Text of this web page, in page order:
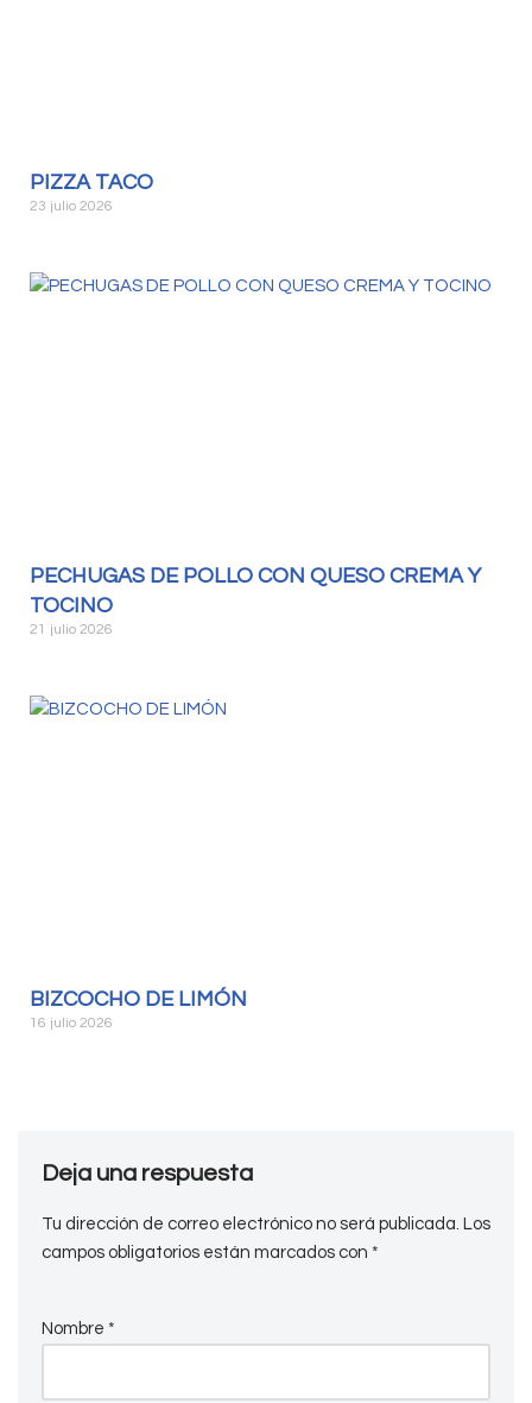
PIZZA TACO
23 julio 2026
PECHUGAS DE POLLO CON QUESO CREMA Y
TOCINO
21 julio 2026
BIZCOCHO DE LIMÓN
16 julio 2026
Deja una respuesta
Tu dirección de correo electrónico no será publicada. Los
campos obligatorios están marcados con *
Nombre *